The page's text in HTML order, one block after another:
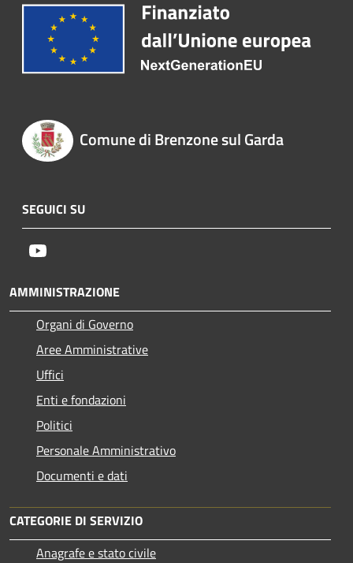
Comune di Brenzone sul Garda
SEGUICI SU
AMMINISTRAZIONE
Organi di Governo
Aree Amministrative
Uffici
Enti e fondazioni
Politici
Personale Amministrativo
Documenti e dati
CATEGORIE DI SERVIZIO
Anagrafe e stato civile